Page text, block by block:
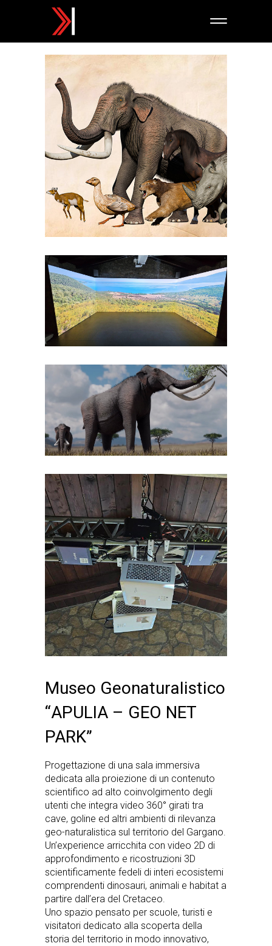
Museo Geonaturalistico
“APULIA – GEO NET
PARK”
Progettazione di una sala immersiva
dedicata alla proiezione di un contenuto
scientifico ad alto coinvolgimento degli
utenti che integra video 360° girati tra
cave, goline ed altri ambienti di rilevanza
geo-naturalistica sul territorio del Gargano.
Un’experience arricchita con video 2D di
approfondimento e ricostruzioni 3D
scientificamente fedeli di interi ecosistemi
comprendenti dinosauri, animali e habitat a
partire dall’era del Cretaceo.
Uno spazio pensato per scuole, turisti e
visitatori dedicato alla scoperta della
storia del territorio in modo innovativo,